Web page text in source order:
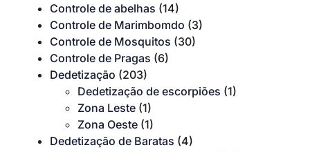
Controle de abelhas (14)
Controle de Marimbomdo (3)
Controle de Mosquitos (30)
Controle de Pragas (6)
Dedetização (203)
Dedetização de escorpiões (1)
Zona Leste (1)
Zona Oeste (1)
Dedetização de Baratas (4)